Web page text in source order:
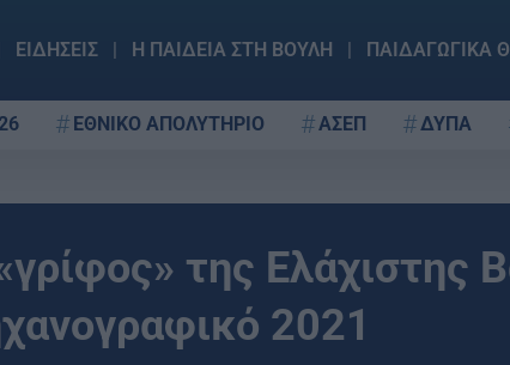
ΕΙΔΗΣΕΙΣ Η ΠΑΙΔΕΙΑ ΣΤΗ ΒΟΥΛΗ ΠΑΙΔΑΓΩΓΙΚΑ
ΕΘΝΙΚΟ ΑΠΟΛΥΤΗΡΙΟ ΑΣΕΠ ΔΥΠΑ
της Ελάχιστης
2021